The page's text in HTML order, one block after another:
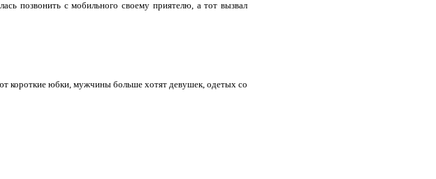
позвонить с мобильного своему приятелю, а тот вызвал
короткие юбки, мужчины больше хотят девушек, одетых со